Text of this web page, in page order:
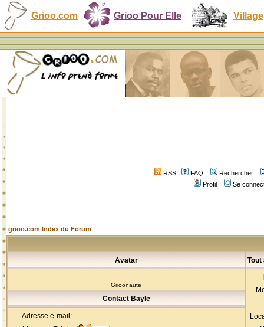
Grioo.com Grioo Pour Elle Village
RSS FAQ
Rechercher
Profil
Se
grioo.com Index du Forum
Avatar Tout
Grioonaute
Contact Bayle
Adresse e-mail: